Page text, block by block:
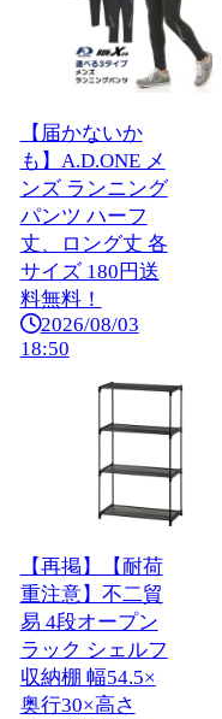
【届かないか
も】A.D.ONE メ
ンズ ランニング
パンツ ハーフ
丈、ロング丈 各
サイズ 180円送
料無料！
2026/08/03
18:50
【再掲】【耐荷
重注意】不二貿
易 4段オープン
ラック シェルフ
収納棚 幅54.5×
奥行30×高さ